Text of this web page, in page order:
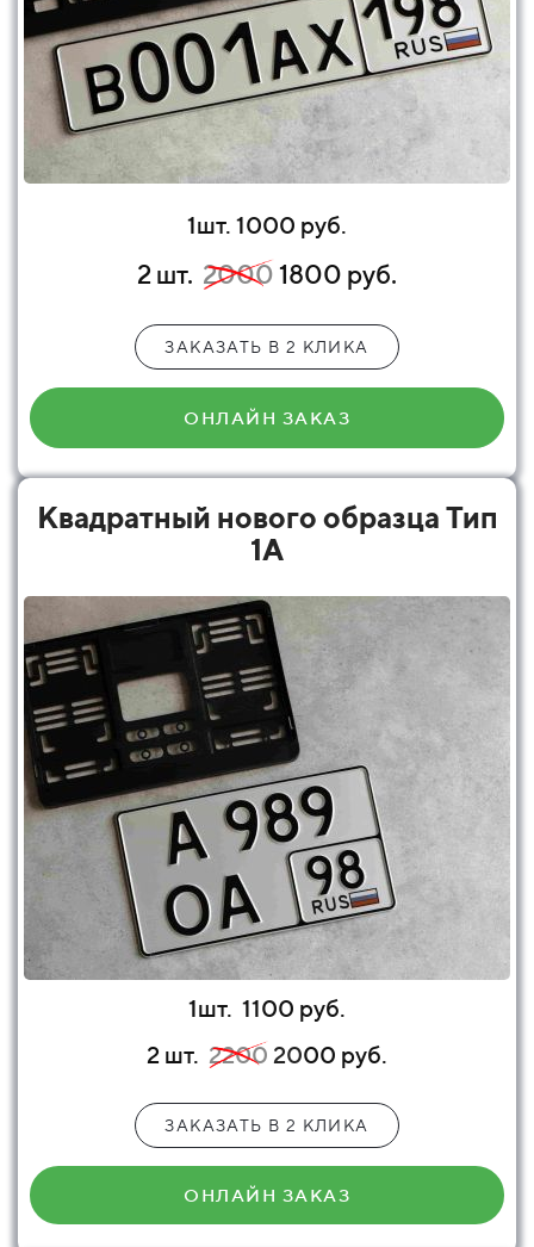
1шт. 1000 руб.
2 шт. 20001800 руб.
ЗАКАЗАТЬ В 2 КЛИКА
ОНЛАЙН ЗАКАЗ
Квадратный нового образца Тип
1А
1шт. 1100 руб.
2 шт. 2200 2000 руб.
ЗАКАЗАТЬ В 2 КЛИКА
ОНЛАЙН ЗАКАЗ